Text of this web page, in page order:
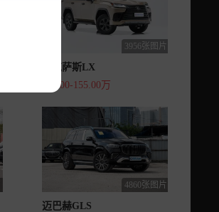
3956张图片
雷克萨斯LX
125.00-155.00万
4860张图片
迈巴赫GLS